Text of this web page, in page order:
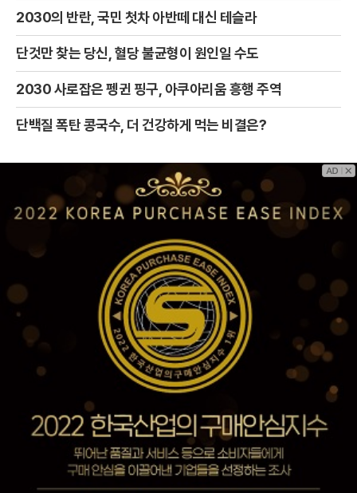
2030의 반란, 국민 첫차 아반떼 대신 테슬라
단것만 찾는 당신, 혈당 불균형이 원인일 수도
2030 사로잡은 펭귄 핑구, 아쿠아리움 흥행 주역
단백질 폭탄 콩국수, 더 건강하게 먹는 비결은?